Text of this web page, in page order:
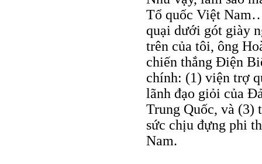
Tổ quốc Việt
quại dưới gót giày
trên của tôi, ông
chiến thắng Ðiện
chính: (1) viện trợ
lãnh đạo giỏi của
Trung Quốc, và (3)
sức chịu đựng phi
Nam.